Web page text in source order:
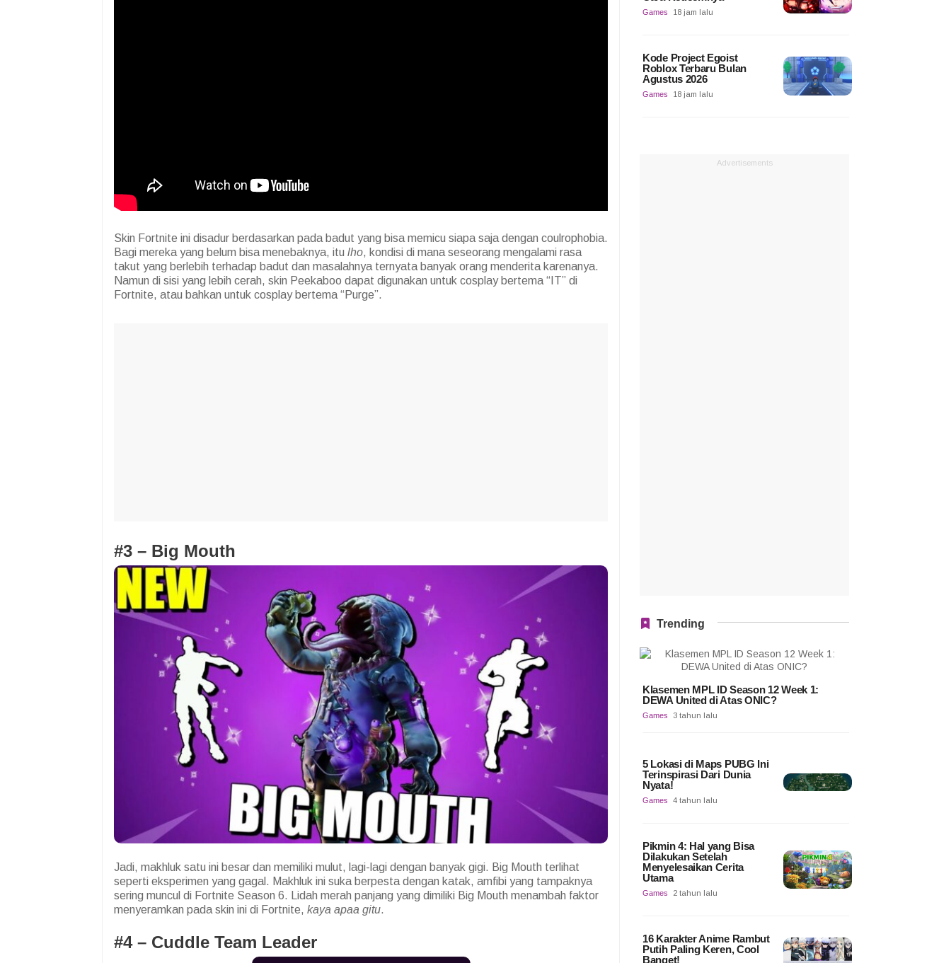
Skin Fortnite ini disadur berdasarkan pada badut yang bisa memicu siapa saja dengan coulrophobia.
Bagi mereka yang belum bisa menebaknya, itu lho, kondisi di mana seseorang mengalami rasa
takut yang berlebih terhadap badut dan masalahnya ternyata banyak orang menderita karenanya.
Namun di sisi yang lebih cerah, skin Peekaboo dapat digunakan untuk cosplay bertema “IT” di
Fortnite, atau bahkan untuk cosplay bertema “Purge”.
#3 – Big Mouth
Jadi, makhluk satu ini besar dan memiliki mulut, lagi-lagi dengan banyak gigi. Big Mouth terlihat
seperti eksperimen yang gagal. Makhluk ini suka berpesta dengan katak, amfibi yang tampaknya
sering muncul di Fortnite Season 6. Lidah merah panjang yang dimiliki Big Mouth menambah faktor
menyeramkan pada skin ini di Fortnite, kaya apaa gitu.
#4 – Cuddle Team Leader
Games 18 jam lalu
Kode Project Egoist
Roblox Terbaru Bulan
Agustus 2026
Games 18 jam lalu
Advertisements
Trending
Klasemen MPL ID Season 12 Week 1:
DEWA United di Atas ONIC?
Games 3 tahun lalu
5 Lokasi di Maps PUBG Ini
Terinspirasi Dari Dunia
Nyata!
Games 4 tahun lalu
Pikmin 4: Hal yang Bisa
Dilakukan Setelah
Menyelesaikan Cerita
Utama
Games 2 tahun lalu
16 Karakter Anime Rambut
Putih Paling Keren, Cool
Banget!